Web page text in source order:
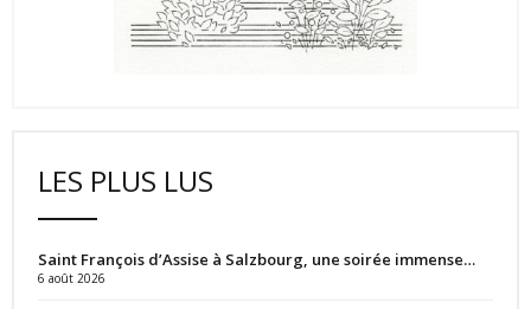
LES PLUS LUS
Saint François d’Assise à Salzbourg, une soirée immense…
6 août 2026